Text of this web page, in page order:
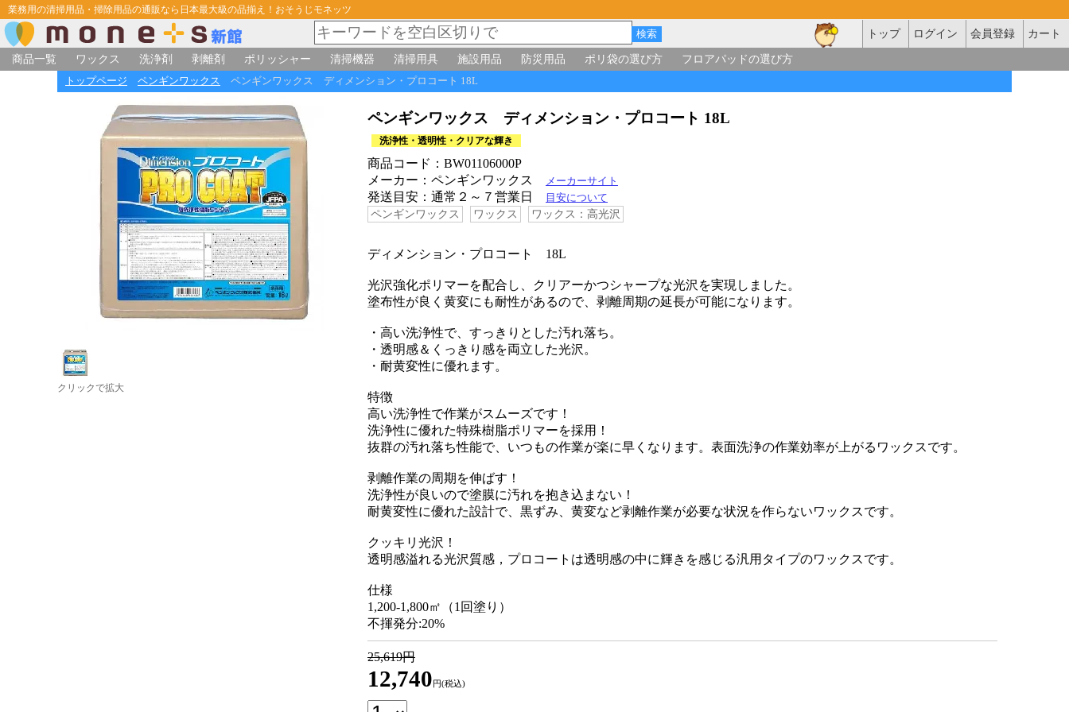
業務用の清掃用品・掃除用品の通販なら日本最大級の品揃え！おそうじモネッツ
トップ ログイン 会員登録
カート
商品一覧
ワックス 洗浄剤 剥離剤 ポリッシャー 清掃機器 清掃用具 施設用品 防災用品 ポリ袋の選び方 フロアパッドの選び方
トップページ ペンギンワックス ペンギンワックス ディメンション・プロコート 18L
クリックで拡大
ペンギンワックス ディメンション・プロコート 18L
洗浄性・透明性・クリアな輝き
商品コード：BW01106000P
メーカー：ペンギンワックス
メーカーサイト
発送目安：通常２～７営業日 目安について
ペンギンワックス ワックス ワックス：高光沢
ディメンション・プロコート 18L
光沢強化ポリマーを配合し、クリアーかつシャープな光沢を実現しました。
塗布性が良く黄変にも耐性があるので、剥離周期の延長が可能になります。
・高い洗浄性で、すっきりとした汚れ落ち。
・透明感＆くっきり感を両立した光沢。
・耐黄変性に優れます。
特徴
高い洗浄性で作業がスムーズです！
洗浄性に優れた特殊樹脂ポリマーを採用！
抜群の汚れ落ち性能で、いつもの作業が楽に早くなります。表面洗浄の作業効率が上がるワックスです。
剥離作業の周期を伸ばす！
洗浄性が良いので塗膜に汚れを抱き込まない！
耐黄変性に優れた設計で、黒ずみ、黄変など剥離作業が必要な状況を作らないワックスです。
クッキリ光沢！
透明感溢れる光沢質感，プロコートは透明感の中に輝きを感じる汎用タイプのワックスです。
仕様
1,200-1,800㎡（1回塗り）
不揮発分:20%
25,619円
12,740 円(税込)